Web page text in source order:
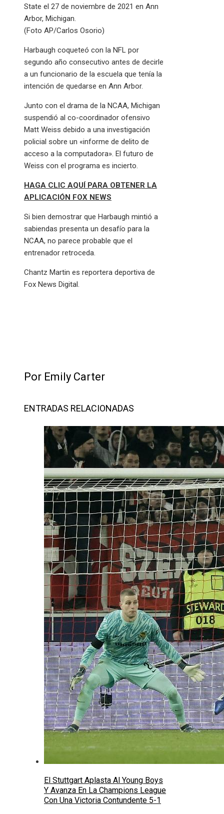
State el 27 de noviembre de 2021 en Ann
Arbor, Michigan.
(Foto AP/Carlos Osorio)
Harbaugh coqueteó con la NFL por
segundo año consecutivo antes de decirle
a un funcionario de la escuela que tenía la
intención de quedarse en Ann Arbor.
Junto con el drama de la NCAA, Michigan
suspendió al co-coordinador ofensivo
Matt Weiss debido a una investigación
policial sobre un «informe de delito de
acceso a la computadora». El futuro de
Weiss con el programa es incierto.
HAGA CLIC AQUÍ PARA OBTENER LA
APLICACIÓN FOX NEWS
Si bien demostrar que Harbaugh mintió a
sabiendas presenta un desafío para la
NCAA, no parece probable que el
entrenador retroceda.
Chantz Martin es reportera deportiva de
Fox News Digital.
Por Emily Carter
ENTRADAS RELACIONADAS
El Stuttgart Aplasta Al Young Boys
Y Avanza En La Champions League
Con Una Victoria Contundente 5-1